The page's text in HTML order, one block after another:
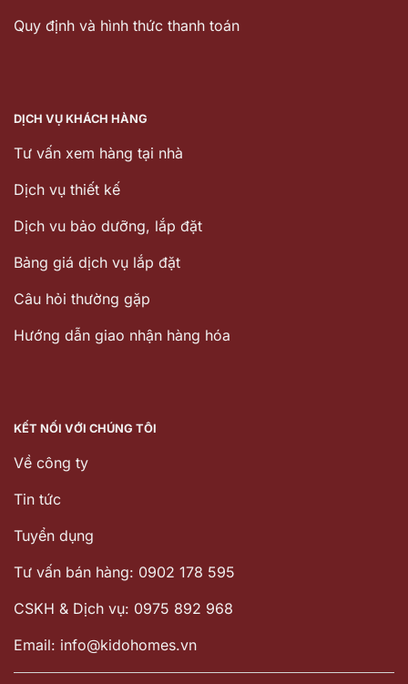
Quy định và hình thức thanh toán
DỊCH VỤ KHÁCH HÀNG
Tư vấn xem hàng tại nhà
Dịch vụ thiết kế
Dịch vu bảo dưỡng, lắp đặt
Bảng giá dịch vụ lắp đặt
Câu hỏi thường gặp
Hướng dẫn giao nhận hàng hóa
KẾT NỐI VỚI CHÚNG TÔI
Về công ty
Tin tức
Tuyển dụng
Tư vấn bán hàng: 0902 178 595
CSKH & Dịch vụ: 0975 892 968
Email: info@kidohomes.vn